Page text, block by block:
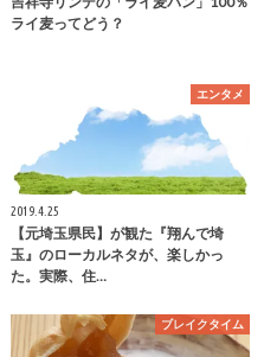
ライ麦ってどう？
エンタメ
2019.4.25
【元埼玉県民】が観た『翔んで埼
玉』のローカルネタが、楽しかっ
た。実際、住…
ブレイクタイム